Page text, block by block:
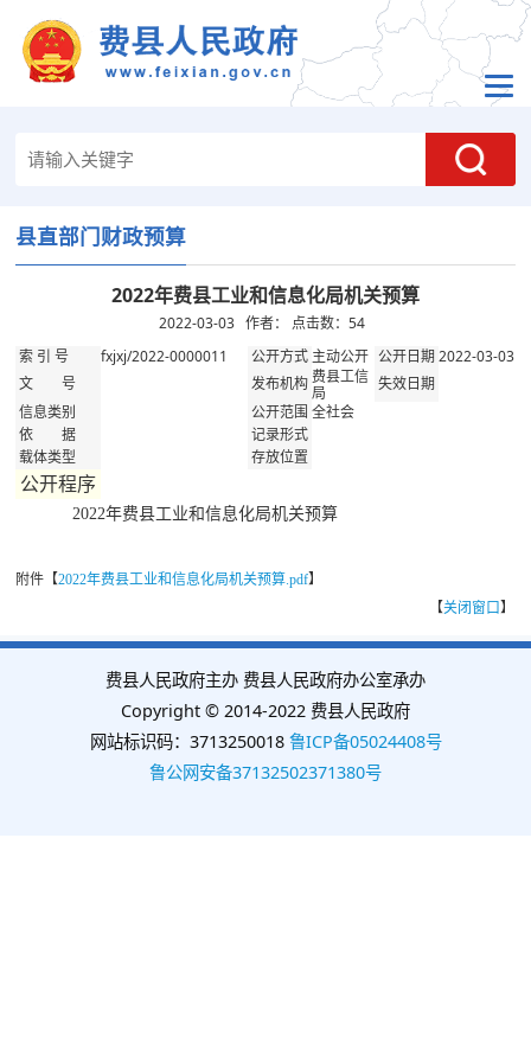
县直部门财政预算
2022年费县工业和信息化局机关预算
2022-03-03 作者： 点击数： 54
索 引 号 fxjxj/2022-0000011 公开方式 主动公开 公开日期2022-03-03
文 号 发布机构费县工信
局
失效日期
信息类别
公开范围全社会
依 据
记录形式
载体类型
存放位置
公开程序
2022年费县工业和信息化局机关预算
附件【2022年费县工业和信息化局机关预算.pdf】
【关闭窗口】
费县人民政府主办 费县人民政府办公室承办
Copyright © 2014-2022 费县人民政府
网站标识码：3713250018 鲁ICP备05024408号
鲁公网安备37132502371380号